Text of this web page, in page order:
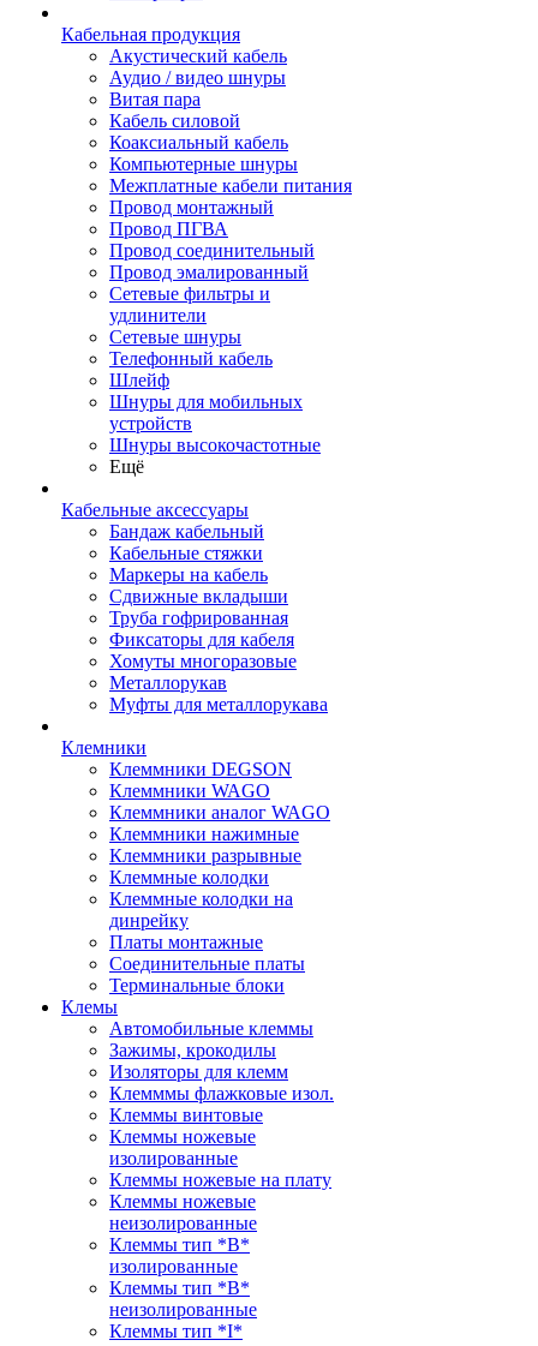
Кабельная продукция
Акустический кабель
Аудио / видео шнуры
Витая пара
Кабель силовой
Коаксиальный кабель
Компьютерные шнуры
Межплатные кабели питания
Провод монтажный
Провод ПГВА
Провод соединительный
Провод эмалированный
Сетевые фильтры и
удлинители
Сетевые шнуры
Телефонный кабель
Шлейф
Шнуры для мобильных
устройств
Шнуры высокочастотные
Ещё
Кабельные аксессуары
Бандаж кабельный
Кабельные стяжки
Маркеры на кабель
Сдвижные вкладыши
Труба гофрированная
Фиксаторы для кабеля
Хомуты многоразовые
Металлорукав
Муфты для металлорукава
Клемники
Клеммники DEGSON
Клеммники WAGO
Клеммники аналог WAGO
Клеммники нажимные
Клеммники разрывные
Клеммные колодки
Клеммные колодки на
динрейку
Платы монтажные
Соединительные платы
Терминальные блоки
Клемы
Автомобильные клеммы
Зажимы, крокодилы
Изоляторы для клемм
Клемммы флажковые изол.
Клеммы винтовые
Клеммы ножевые
изолированные
Клеммы ножевые на плату
Клеммы ножевые
неизолированные
Клеммы тип *B*
изолированные
Клеммы тип *B*
неизолированные
Клеммы тип *I*